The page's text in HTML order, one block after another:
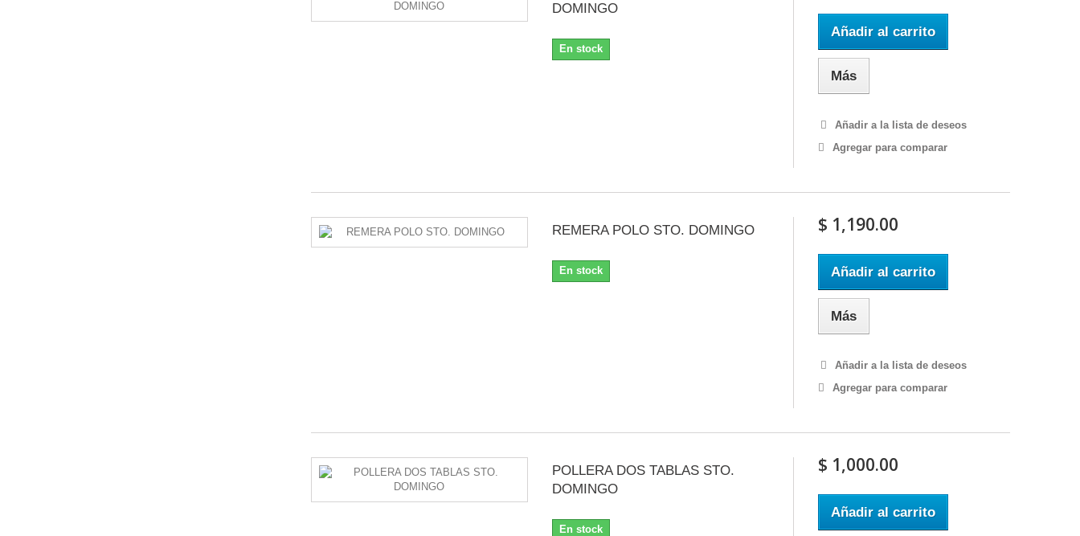
DOMINGO
En stock
Añadir al carrito
Más
Añadir a la lista de deseos
Agregar para comparar
REMERA POLO STO. DOMINGO
En stock
$ 1,190.00
Añadir al carrito
Más
Añadir a la lista de deseos
Agregar para comparar
POLLERA DOS TABLAS STO.
DOMINGO
En stock
$ 1,000.00
Añadir al carrito